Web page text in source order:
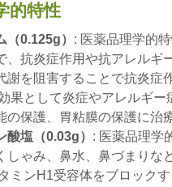
的特性
0.125g） : 医薬品理学的
抗炎症作用や抗アレルギ
謝を阻害することで抗炎症
果として炎症やアレルギー
保護、胃粘膜の保護に治
塩（0.03g） : 医薬品理学
しゃみ、鼻水、鼻づまりな
ミンH1受容体をブロック